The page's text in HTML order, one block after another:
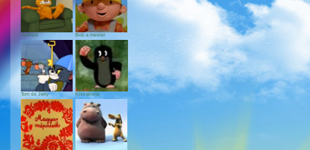
Garfield Bob a mester
Tom és Jerry Kisvakond